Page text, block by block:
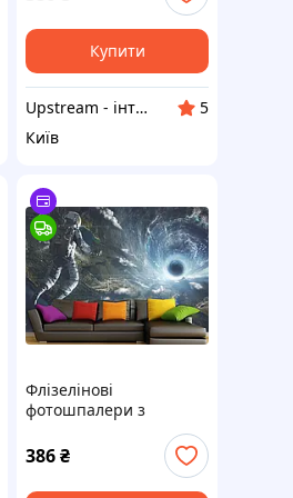
Купити
Upstream - інтернет-магазин домашнього декору
5
Київ
Флізелінові
фотошпалери з
шпалери красиві
"Космонавт NASA"
386₴